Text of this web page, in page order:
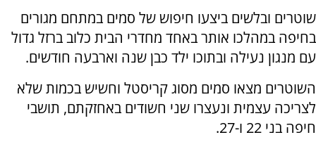
שוטרים ובלשים ביצעו חיפוש של סמים במתחם מגורים
בחיפה במהלכו אותר באחד מחדרי הבית כלוב ברזל גדול
עם מנגון נעילה ובתוכו ילד כבן שנה וארבעה חודשים.
השוטרים מצאו סמים מסוג קריסטל וחשיש בכמות שלא
לצריכה עצמית ונעצרו שני חשודים באחזקתם, תושבי
חיפה בני 22 ו-27.